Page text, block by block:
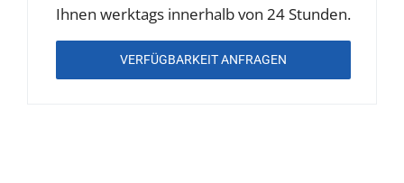
Ihnen werktags innerhalb von 24 Stunden.
VERFÜGBARKEIT ANFRAGEN